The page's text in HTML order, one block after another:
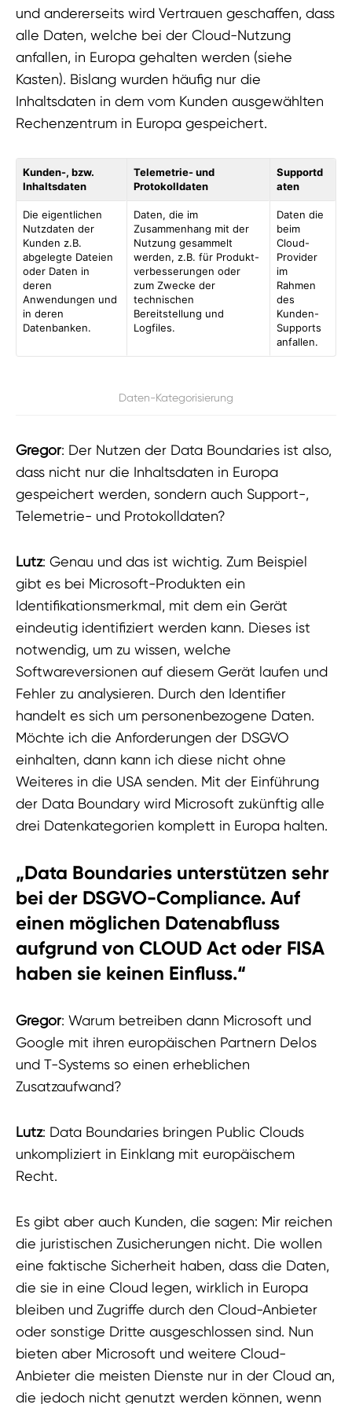
und andererseits wird Vertrauen geschaffen, dass
alle Daten, welche bei der Cloud-Nutzung
anfallen, in Europa gehalten werden (siehe
Kasten). Bislang wurden häufig nur die
Inhaltsdaten in dem vom Kunden ausgewählten
Rechenzentrum in Europa gespeichert.
Kunden-, bzw.
Inhaltsdaten
Telemetrie- und
Protokolldaten
Supportd
aten
Die eigentlichen
Nutzdaten der
Kunden z.B.
abgelegte Dateien
oder Daten in
deren
Anwendungen und
in deren
Datenbanken.
Daten, die im
Zusammenhang mit der
Nutzung gesammelt
werden, z.B. für Produkt-
verbesserungen oder
zum Zwecke der
technischen
Bereitstellung und
Logfiles.
Daten die
beim
Cloud-
Provider
im
Rahmen
des
Kunden-
Supports
anfallen.
Daten-Kategorisierung
Gregor: Der Nutzen der Data Boundaries ist also,
dass nicht nur die Inhaltsdaten in Europa
gespeichert werden, sondern auch Support-,
Telemetrie- und Protokolldaten?
Lutz: Genau und das ist wichtig. Zum Beispiel
gibt es bei Microsoft-Produkten ein
Identifikationsmerkmal, mit dem ein Gerät
eindeutig identifiziert werden kann. Dieses ist
notwendig, um zu wissen, welche
Softwareversionen auf diesem Gerät laufen und
Fehler zu analysieren. Durch den Identifier
handelt es sich um personenbezogene Daten.
Möchte ich die Anforderungen der DSGVO
einhalten, dann kann ich diese nicht ohne
Weiteres in die USA senden. Mit der Einführung
der Data Boundary wird Microsoft zukünftig alle
drei Datenkategorien komplett in Europa halten.
„Data Boundaries unterstützen sehr
bei der DSGVO-Compliance. Auf
einen möglichen Datenabfluss
aufgrund von CLOUD Act oder FISA
haben sie keinen Einfluss.“
Gregor: Warum betreiben dann Microsoft und
Google mit ihren europäischen Partnern Delos
und T-Systems so einen erheblichen
Zusatzaufwand?
Lutz: Data Boundaries bringen Public Clouds
unkompliziert in Einklang mit europäischem
Recht.
Es gibt aber auch Kunden, die sagen: Mir reichen
die juristischen Zusicherungen nicht. Die wollen
eine faktische Sicherheit haben, dass die Daten,
die sie in eine Cloud legen, wirklich in Europa
bleiben und Zugriffe durch den Cloud-Anbieter
oder sonstige Dritte ausgeschlossen sind. Nun
bieten aber Microsoft und weitere Cloud-
Anbieter die meisten Dienste nur in der Cloud an,
die jedoch nicht genutzt werden können, wenn